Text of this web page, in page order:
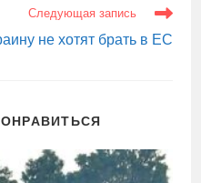
Следующая запись
не хотят брать в ЕС